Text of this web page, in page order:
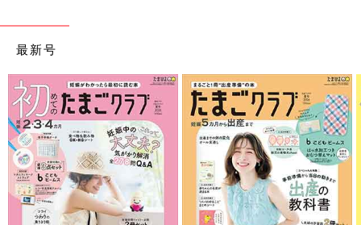
『落ちてしまう』と感じ、目を覚ましやすくなってしまう」こと
私自身、永遠じゃないかと思うくらいの時間抱っこで寝かしつけ
をしていた日々がありました。腕も腰も背中もバッキバキにな
り、どんどん疲れがたまっていました。そして、「抱っこしてな
いと寝てくれない」となると、家事も自分の好きなことも何もで
きないという状況になってしまいます。
――そんなときはどんな対策をするといいのでしょう？
最新号